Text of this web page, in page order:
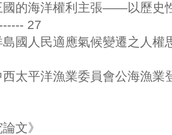
國的海洋權利主張——以歷史
27
島國人民適應氣候變遷之人權
西太平洋漁業委員會公海漁業
論文》